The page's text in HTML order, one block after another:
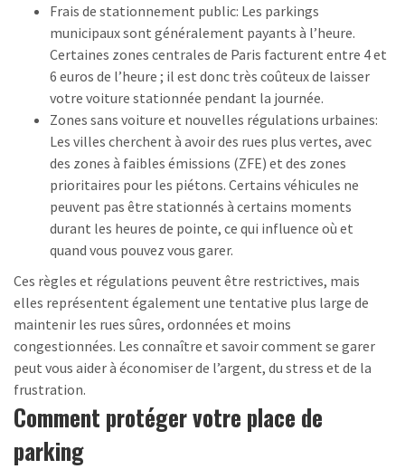
Frais de stationnement public: Les parkings
municipaux sont généralement payants à l’heure.
Certaines zones centrales de Paris facturent entre 4 et
6 euros de l’heure ; il est donc très coûteux de laisser
votre voiture stationnée pendant la journée.
Zones sans voiture et nouvelles régulations urbaines:
Les villes cherchent à avoir des rues plus vertes, avec
des zones à faibles émissions (ZFE) et des zones
prioritaires pour les piétons. Certains véhicules ne
peuvent pas être stationnés à certains moments
durant les heures de pointe, ce qui influence où et
quand vous pouvez vous garer.
Ces règles et régulations peuvent être restrictives, mais
elles représentent également une tentative plus large de
maintenir les rues sûres, ordonnées et moins
congestionnées. Les connaître et savoir comment se garer
peut vous aider à économiser de l’argent, du stress et de la
frustration.
Comment protéger votre place de
parking